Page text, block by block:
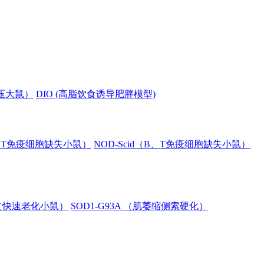
大鼠） DIO (高脂饮食诱导肥胖模型)
免疫细胞缺失小鼠）
NOD-Scid（B、T免疫细胞缺失小鼠）
速老化小鼠） SOD1-G93A （肌萎缩侧索硬化）